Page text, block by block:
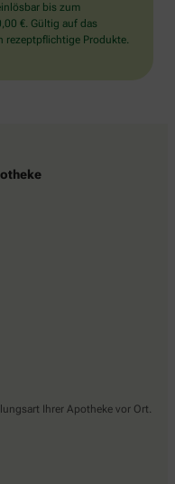
bis zum
€. Gültig auf das
rezeptpflichtige Produkte.
Ihrer Apotheke vor Ort.